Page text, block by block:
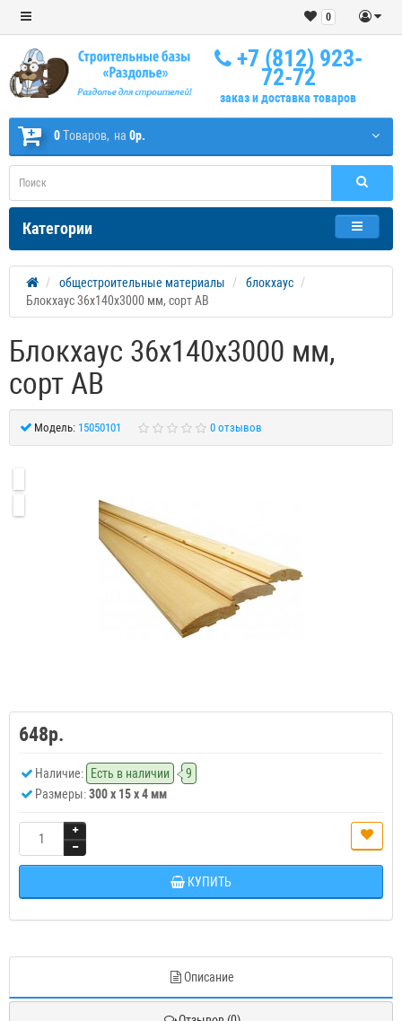
0
+7 (812) 923-
72-72
заказ и доставка товаров
0Tоваров, на 0р.
Категории
общестроительные материалы
блокхаус
Блокхаус 36х140х3000 мм, сорт АВ
Блокхаус 36х140х3000 мм,
сорт АВ
Модель: 15050101 0 отзывов
648р.
Наличие: Есть в наличии
9
Размеры:300 x 15 x 4 мм
КУПИТЬ
Описание